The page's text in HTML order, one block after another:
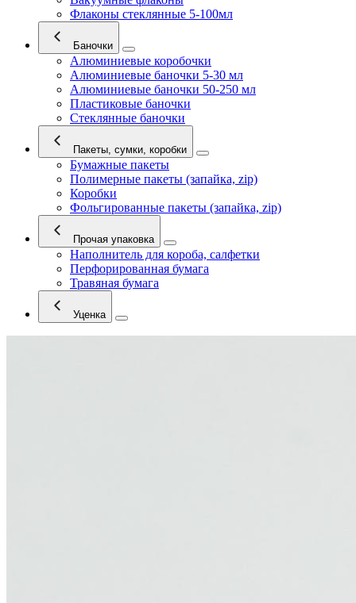
Флаконы стеклянные 5-100мл
Баночки
Алюминиевые коробочки
Алюминиевые баночки 5-30 мл
Алюминиевые баночки 50-250 мл
Пластиковые баночки
Стеклянные баночки
Пакеты, сумки, коробки
Бумажные пакеты
Полимерные пакеты (запайка, zip)
Коробки
Фольгированные пакеты (запайка, zip)
Прочая упаковка
Наполнитель для короба, салфетки
Перфорированная бумага
Травяная бумага
Уценка